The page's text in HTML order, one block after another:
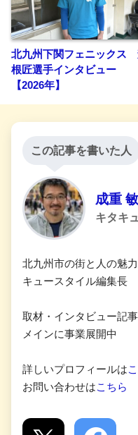
北九州下関フェニックス
根匠選手インタビュー
【2026年】
この記事を書いた人
成重
キタキ
北九州市の街と人の魅
キュースタイル編集長
取材・インタビュー記
メインに事業展開中
詳しいプロフィールは
お問い合わせはこちら